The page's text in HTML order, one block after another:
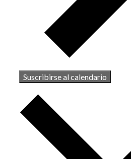
Suscribirse al calendario